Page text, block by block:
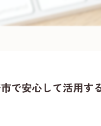
で安心して活用す